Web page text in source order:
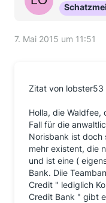
7. Mai 2015 um 11:51
Zitat von lobster53
Holla, die
Fall für die
Norisbank ist doch
mehr existent, die
und ist eine (
Bank. Diie
Credit " lediglich
Credit Bank " gibt